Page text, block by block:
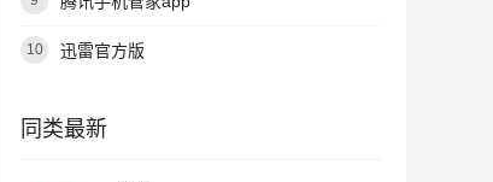
10 迅雷官方版
同类最新